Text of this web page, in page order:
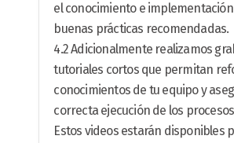
el conocimiento e
buenas prácticas recomendadas.
4.2 Adicionalmente realizamos
tutoriales cortos que permitan
conocimientos de tu equipo y
correcta ejecución de los
Estos videos estarán disponibles